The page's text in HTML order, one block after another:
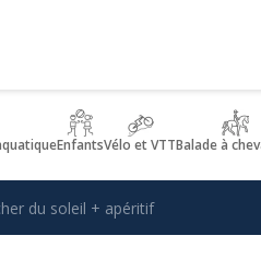
EnfantsVélo et VTTBalade à
du soleil + apéritif